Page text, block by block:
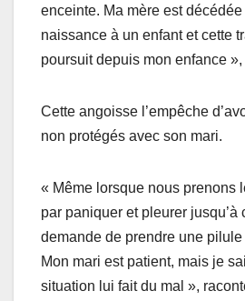
enceinte. Ma mère est
naissance à un enfant et cette
poursuit depuis mon enfance
Cette angoisse l’empêche
non protégés avec son mari.
« Même lorsque nous prenons
par paniquer et pleurer jusqu’à
demande de prendre une
Mon mari est patient, mais je
situation lui fait du mal »,